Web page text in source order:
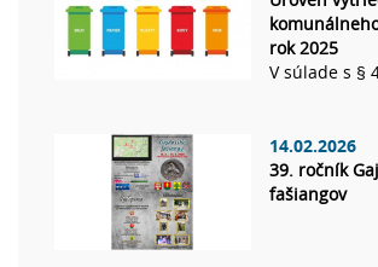
rok 2025
V súlade s §
14.02.2026
39. ročník
fašiangov